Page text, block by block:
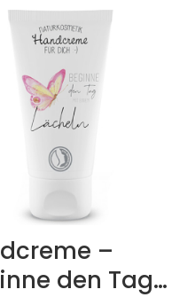
–
den Tag…